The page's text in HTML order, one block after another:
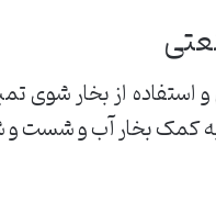
از بخار شوی
به کمک بخار آب و